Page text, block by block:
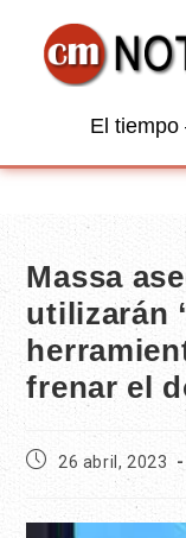
El tiempo
Massa
utilizarán
frenar el
26 abril, 2023